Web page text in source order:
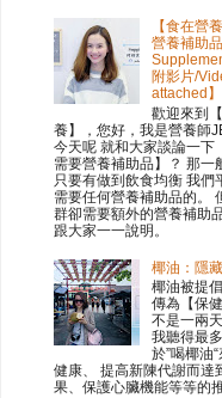
【食在營
營養補助
附影片/
attached】
歡迎來到
養】，您好，我是營養師
今天呢 就和大家談論一下
需要營養補助品】？ 那一
只要有做到飲食均衡 我們
需要任何營養補助品的。
群卻需要額外的營養補助
跟大家一一說明。
椰油：隱
椰油被提
傳為【保
不是一兩
我聽得最
於”喝椰油
健康、 提高新陳代謝而達
果、保護心臟機能等等的